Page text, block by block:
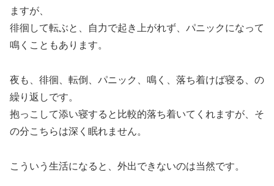
ますが、
徘徊して転ぶと、自力で起き上がれず、パニックになって
鳴くこともあります。
夜も、徘徊、転倒、パニック、鳴く、落ち着けば寝る、の
繰り返しです。
抱っこして添い寝すると比較的落ち着いてくれますが、そ
の分こちらは深く眠れません。
こういう生活になると、外出できないのは当然です。